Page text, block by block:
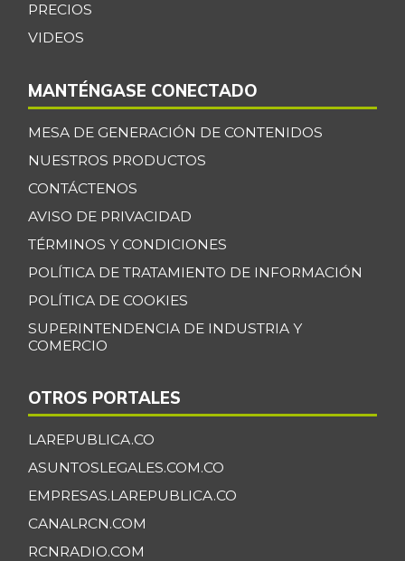
PRECIOS
VIDEOS
MANTÉNGASE CONECTADO
MESA DE GENERACIÓN DE CONTENIDOS
NUESTROS PRODUCTOS
CONTÁCTENOS
AVISO DE PRIVACIDAD
TÉRMINOS Y CONDICIONES
POLÍTICA DE TRATAMIENTO DE INFORMACIÓN
POLÍTICA DE COOKIES
SUPERINTENDENCIA DE INDUSTRIA Y
COMERCIO
OTROS PORTALES
LAREPUBLICA.CO
ASUNTOSLEGALES.COM.CO
EMPRESAS.LAREPUBLICA.CO
CANALRCN.COM
RCNRADIO.COM